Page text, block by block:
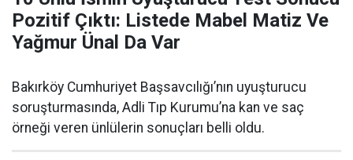
Pozitif Çıktı: Listede Mabel Matiz Ve
Yağmur Ünal Da Var
Bakırköy Cumhuriyet Başsavcılığı’nın uyuşturucu
soruşturmasında, Adli Tıp Kurumu’na kan ve saç
örneği veren ünlülerin sonuçları belli oldu.